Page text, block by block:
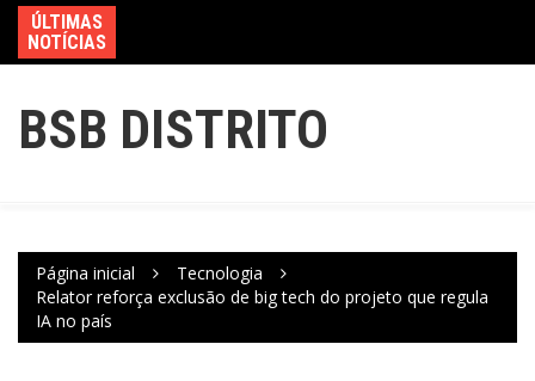
ÚLTIMAS
NOTÍCIAS
BSB DISTRITO
Página inicial
Tecnologia
Relator reforça exclusão de big tech do projeto que regula
IA no país